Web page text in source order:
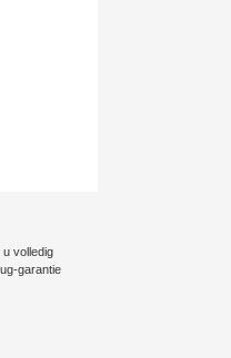
volledig
garantie